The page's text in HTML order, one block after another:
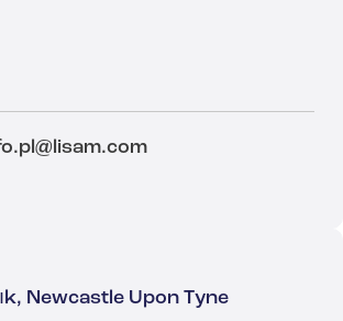
Newcastle Upon Tyne